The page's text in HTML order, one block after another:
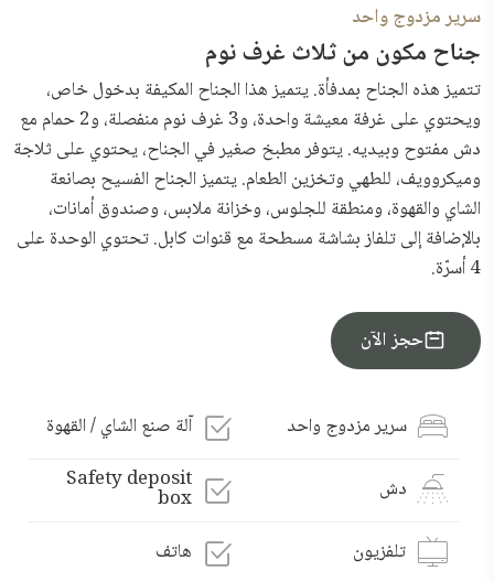
سرير مزدوج واحد
جناح مكون من ثلاث غرف نوم
تتميز هذه الجناح بمدفأة. يتميز هذا الجناح المكيفة بدخول خاص،
ويحتوي على غرفة معيشة واحدة، و3 غرف نوم منفصلة، و2 حمام مع
دش مفتوح وبيديه. يتوفر مطبخ صغير في الجناح، يحتوي على ثلاجة
وميكروويف، للطهي وتخزين الطعام. يتميز الجناح الفسيح بصانعة
الشاي والقهوة، ومنطقة للجلوس، وخزانة ملابس، وصندوق أمانات،
بالإضافة إلى تلفاز بشاشة مسطحة مع قنوات كابل. تحتوي الوحدة على
4 أسرّة.
احجز الآن
سرير مزدوج واحد
آلة صنع الشاي / القهوة
دش
Safety deposit
box
تلفزيون
هاتف